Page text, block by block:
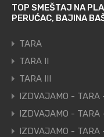
TOP SMEŠTAJ NA
PERUĆAC, BAJINA
TARA
TARA II
TARA III
IZDVAJAMO - TARA
IZDVAJAMO - TARA
IZDVAJAMO - TARA